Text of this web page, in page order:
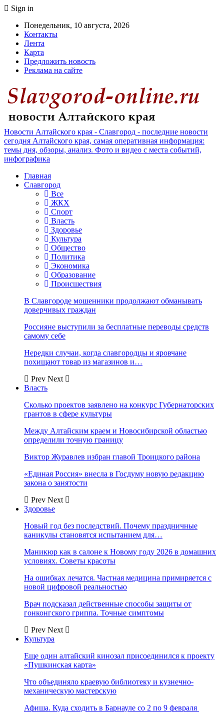
Sign in
Понедельник, 10 августа, 2026
Контакты
Лента
Карта
Предложить новость
Реклама на сайте
Новости Алтайского края - Славгород - последние новости
сегодня Алтайского края, самая оперативная информация:
темы дня, обзоры, анализ. Фото и видео с места событий,
инфографика
Главная
Славгород
Все
ЖКХ
Спорт
Власть
Здоровье
Культура
Общество
Политика
Экономика
Образование
Происшествия
В Славгороде мошенники продолжают обманывать
доверчивых граждан
Россияне выступили за бесплатные переводы средств
самому себе
Нередки случаи, когда славгородцы и яровчане
похищают товар из магазинов и…
Prev Next
Власть
Сколько проектов заявлено на конкурс Губернаторских
грантов в сфере культуры
Между Алтайским краем и Новосибирской областью
определили точную границу
Виктор Журавлев избран главой Троицкого района
«Единая Россия» внесла в Госдуму новую редакцию
закона о занятости
Prev Next
Здоровье
Новый год без последствий. Почему праздничные
каникулы становятся испытанием для…
Маникюр как в салоне к Новому году 2026 в домашних
условиях. Советы красоты
На ошибках лечатся. Частная медицина примиряется с
новой цифровой реальностью
Врач подсказал действенные способы защиты от
гонконгского гриппа. Точные симптомы
Prev Next
Культура
Еще один алтайский кинозал присоединился к проекту
«Пушкинская карта»
Что объединяло краевую библиотеку и кузнечно-
механическую мастерскую
Афиша. Куда сходить в Барнауле со 2 по 9 февраля